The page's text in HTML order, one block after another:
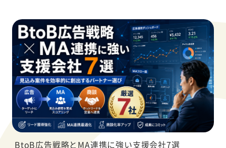
BtoB広告戦略とMA連携に強い支援会社7選